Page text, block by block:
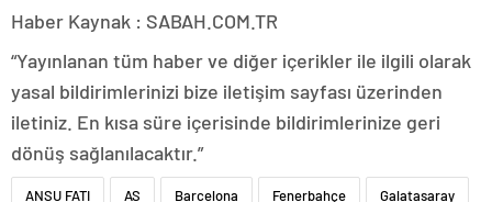
Haber Kaynak : SABAH.COM.TR
“Yayınlanan tüm haber ve diğer içerikler ile ilgili olarak
yasal bildirimlerinizi bize iletişim sayfası üzerinden
iletiniz. En kısa süre içerisinde bildirimlerinize geri
dönüş sağlanılacaktır.”
ANSU FATI AS Barcelona Fenerbahçe Galatasaray